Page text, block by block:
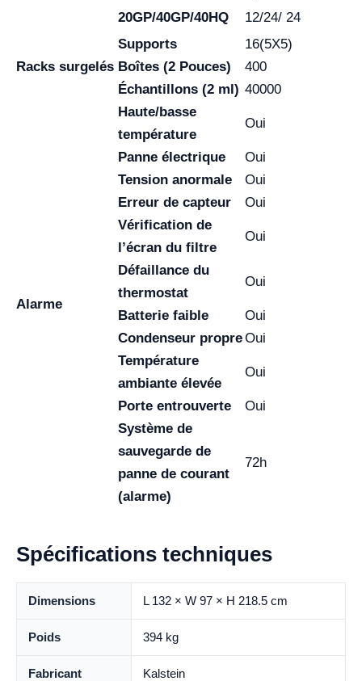
20GP/40GP/40HQ
12/24/ 24
Racks surgelés
Supports
16(5X5)
Boîtes (2 Pouces)
400
Échantillons (2 ml) 40000
Alarme
Haute/basse
température
Oui
Panne électrique
Oui
Tension anormale
Oui
Erreur de capteur
Oui
Vérification de
l’écran du filtre
Oui
Défaillance du
thermostat
Oui
Batterie faible
Oui
Condenseur propreOui
Température
ambiante élevée
Oui
Porte entrouverte
Oui
Système de
sauvegarde de
panne de courant
(alarme)
72h
Spécifications techniques
Dimensions L 132 × W 97 × H 218.5 cm
Poids 394 kg
Fabricant Kalstein